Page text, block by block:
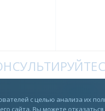
с целью анализа их
Вы можете отказаться